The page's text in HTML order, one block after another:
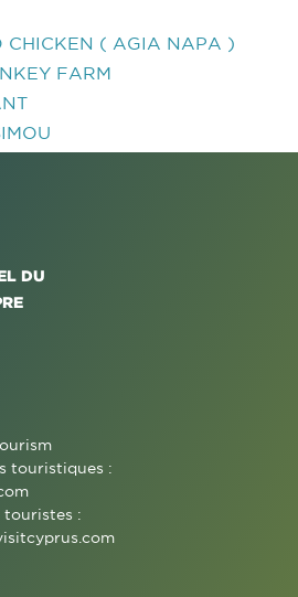
CHICKEN ( AGIA NAPA )
FARM
DU
touristiques :
touristes :